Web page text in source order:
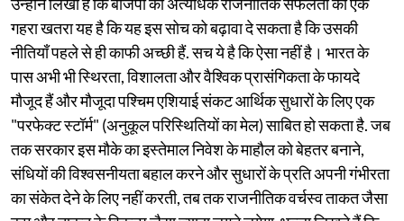
गहरा खतरा यह है कि यह इस सोच को बढ़ावा दे सकता है कि उसकी
नीतियाँ पहले से ही काफी अच्छी हैं. सच ये है कि ऐसा नहीं है। भारत के
पास अभी भी स्थिरता, विशालता और वैश्विक प्रासंगिकता के फायदे
मौजूद हैं और मौजूदा पश्चिम एशियाई संकट आर्थिक सुधारों के लिए एक
"परफेक्ट स्टॉर्म" (अनुकूल परिस्थितियों का मेल) साबित हो सकता है. जब
तक सरकार इस मौके का इस्तेमाल निवेश के माहौल को बेहतर बनाने,
संधियों की विश्वसनीयता बहाल करने और सुधारों के प्रति अपनी गंभीरता
का संकेत देने के लिए नहीं करती, तब तक राजनीतिक वर्चस्व ताकत जैसा